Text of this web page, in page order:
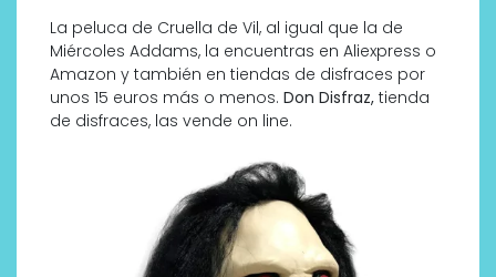
La peluca de Cruella de Vil, al igual que la de
Miércoles Addams, la encuentras en Aliexpress o
Amazon y también en tiendas de disfraces por
unos 15 euros más o menos. Don Disfraz, tienda
de disfraces, las vende on line.